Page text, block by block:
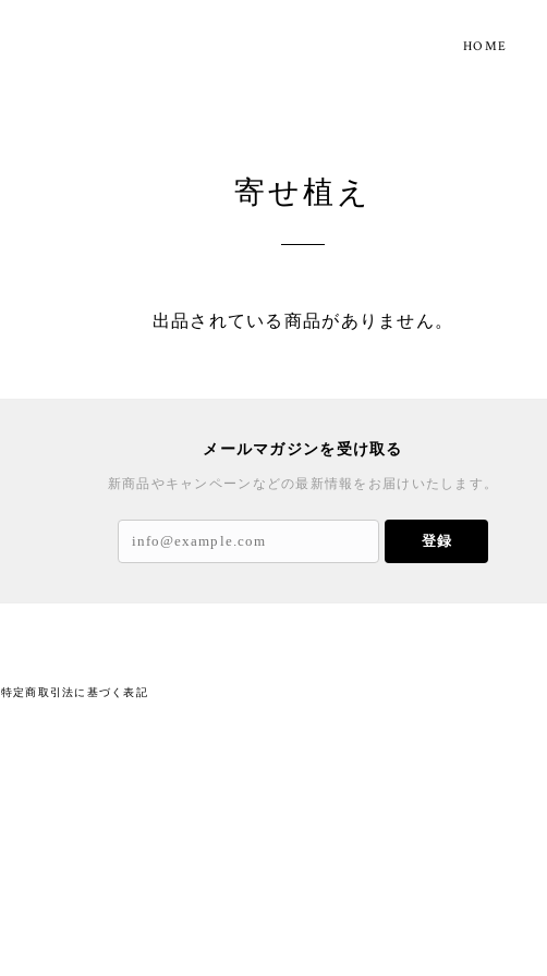
HOME
寄せ植え
出品されている商品がありません。
メールマガジンを受け取る
新商品やキャンペーンなどの最新情報をお届けいたします。
登録
特定商取引法に基づく表記